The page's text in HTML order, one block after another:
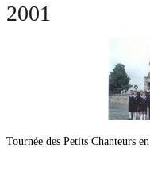
2001
Tournée des Petits Chanteurs en